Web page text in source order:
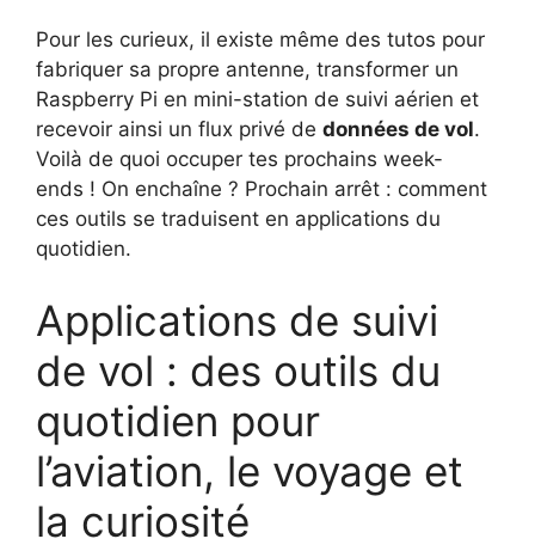
Pour les curieux, il existe même des tutos pour
fabriquer sa propre antenne, transformer un
Raspberry Pi en mini-station de suivi aérien et
recevoir ainsi un flux privé de données de vol.
Voilà de quoi occuper tes prochains week-
ends ! On enchaîne ? Prochain arrêt : comment
ces outils se traduisent en applications du
quotidien.
Applications de suivi
de vol : des outils du
quotidien pour
l’aviation, le voyage et
la curiosité